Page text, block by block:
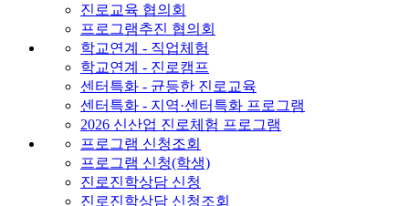
진로교육 협의회
프로그램추진 협의회
학교연계 - 직업체험
학교연계 - 진로캠프
센터특화 - 균등한 진로교육
센터특화 - 지역·센터특화 프로그램
2026 신산업 진로체험 프로그램
프로그램 신청조회
프로그램 신청(학생)
진로진학상담 신청
진로진학상담 신청조회